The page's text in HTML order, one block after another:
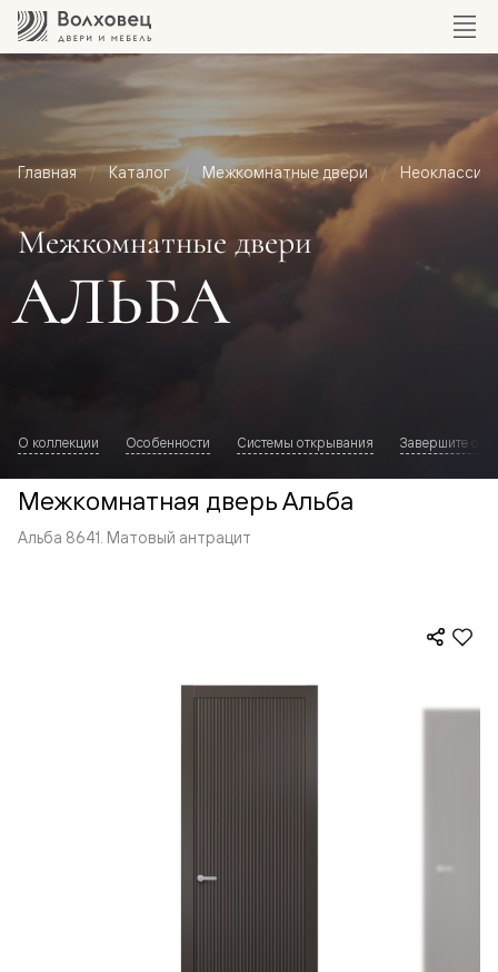
Главная Каталог Межкомнатные двери Неоклассика
Межкомнатные двери
АЛЬБА
О коллекции Особенности Системы открывания Завершите
Межкомнатная дверь Альба
Альба 8641. Матовый антрацит